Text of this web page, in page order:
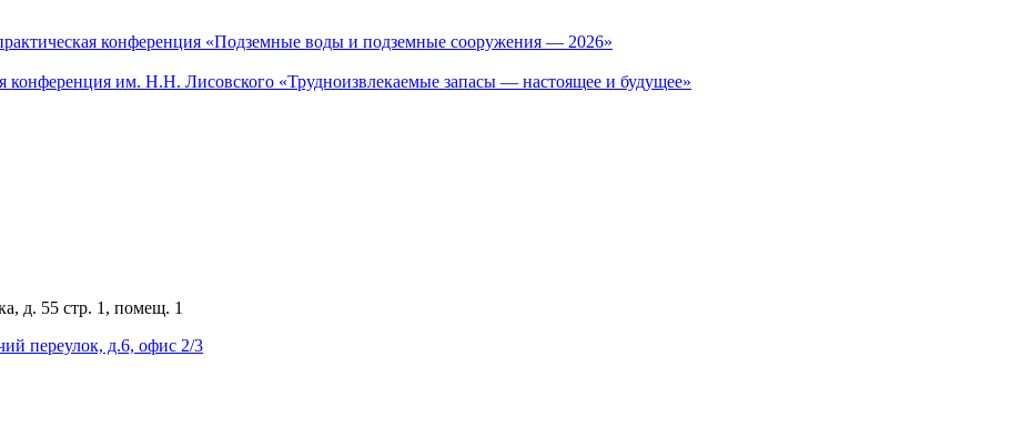
конференция «Подземные воды и подземные сооружения — 2026»
конференция им. Н.Н. Лисовского «Трудноизвлекаемые запасы — настоящее и будущее»
д. 55 стр. 1, помещ. 1
переулок, д.6, офис 2/3